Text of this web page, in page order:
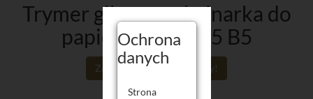
Trymer gilotyna obcinarka do
papieru A3 A4 A5 B5
Zaloguj się aby poznać ceny!
Ochrona
danych
Strona